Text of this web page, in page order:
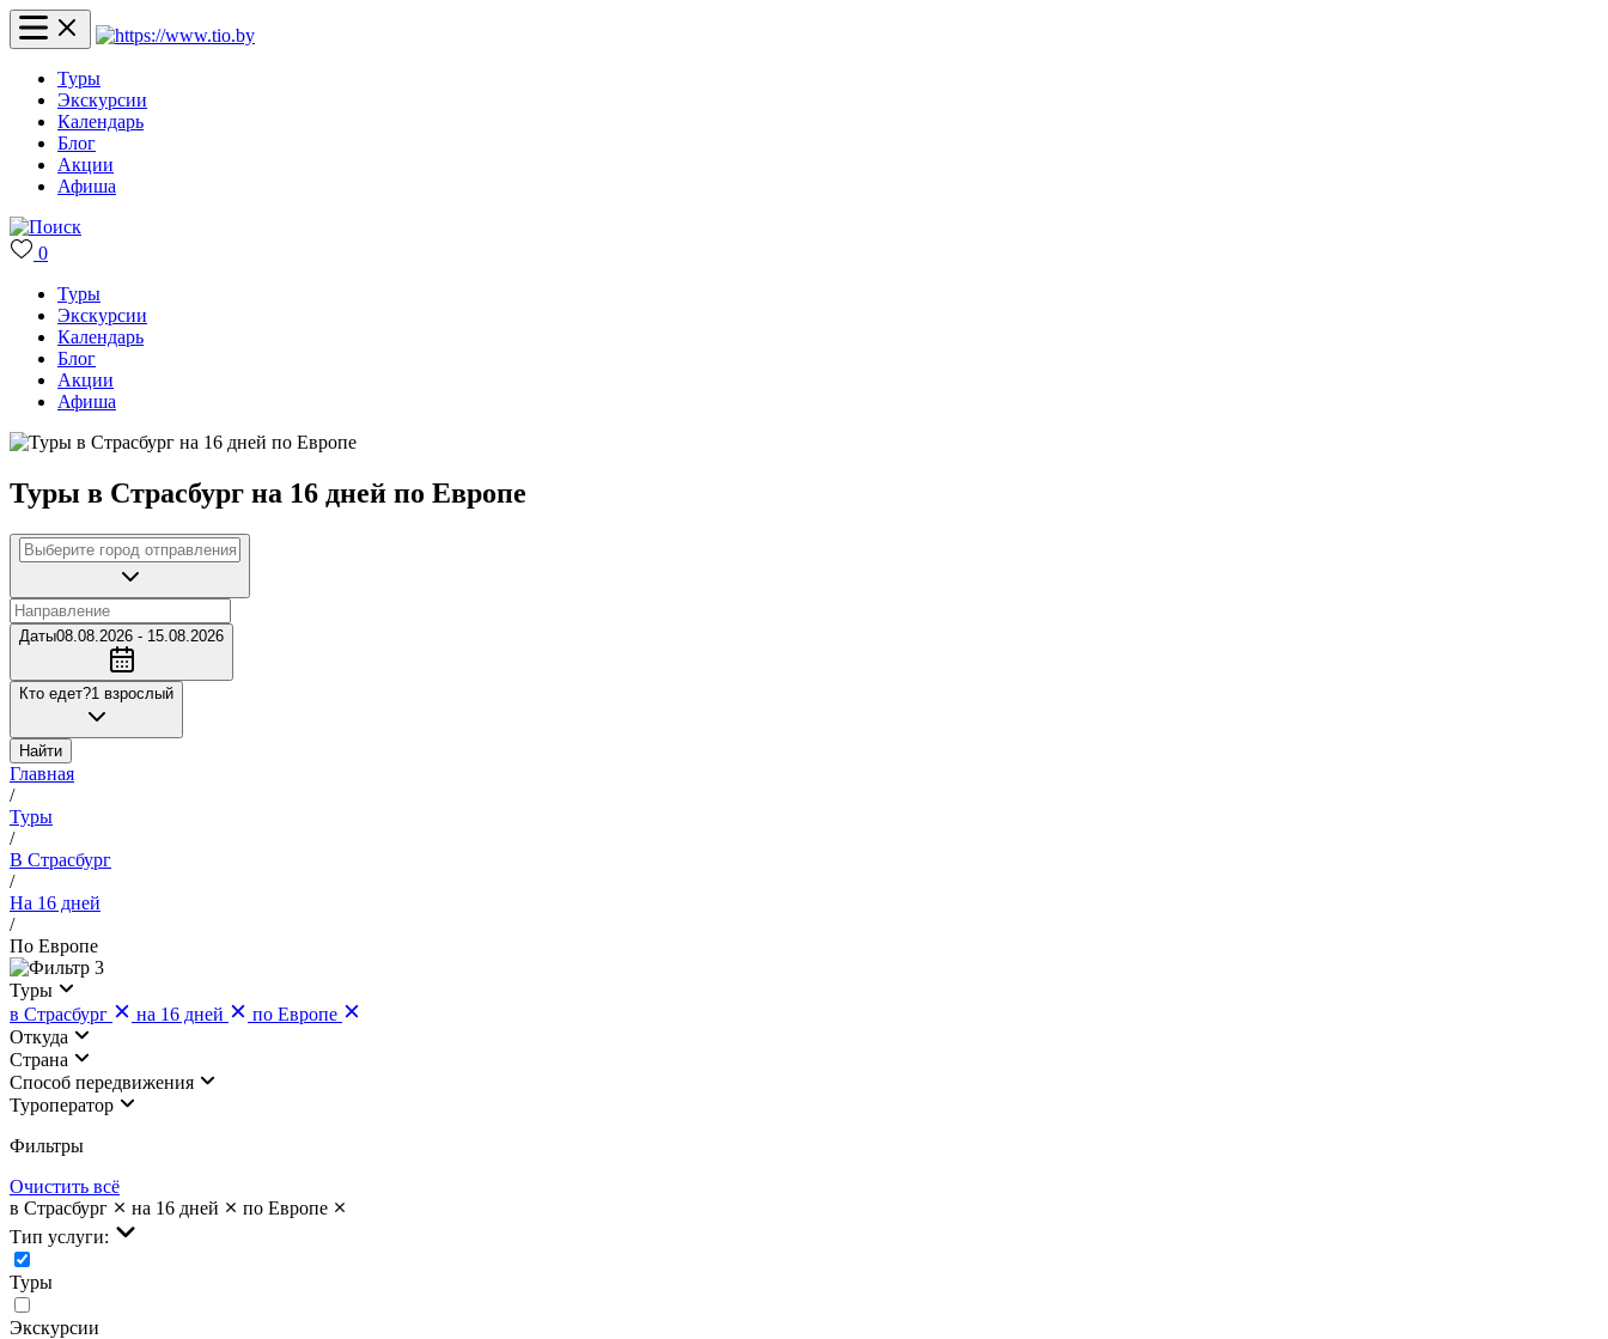
Туры
Экскурсии
Календарь
Блог
Акции
Афиша
0
Туры
Экскурсии
Календарь
Блог
Акции
Афиша
Туры в Страсбург на 16 дней по Европе
Даты08.08.2026 - 15.08.2026
Кто едет?1 взрослый
Найти
Главная
/
Туры
/
В Страсбург
/
На 16 дней
/
По Европе
3
Туры
в Страсбург
на 16 дней
по Европе
Откуда
Страна
Cпособ передвижения
Туроператор
Фильтры
Очистить всё
в Страсбург
на 16 дней
по Европе
Тип услуги:
Туры
Экскурсии